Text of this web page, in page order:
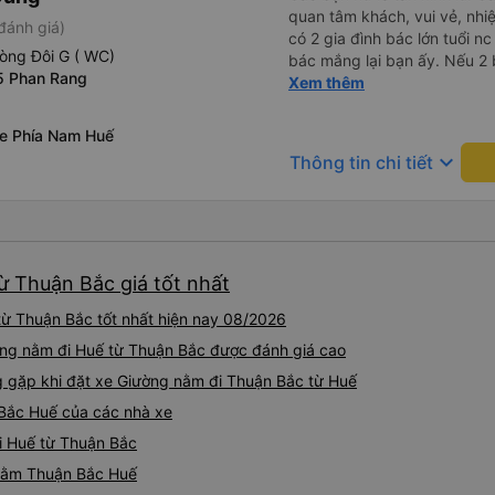
giá)
Đôi G ( WC)
Phan Rang
Phía Nam Huế
quan tâm khách, vui vẻ, nhiệt tình. Trong
có 2 gia đình bác lớn tuổi
bác mắng lại bạn ấy. Nếu 2
ngược lại nha. Bạn ấy nhắc
bị phản ánh thì đừng trừ
thì bảo bạn ấy liên hệ sđt
(một mình) yêu luôn.
Xem thêm
Thông tin chi tiết keyboard_arrow_down
Thuận Bắc giá tốt nhất
Thuận Bắc tốt nhất hiện nay 08/2026
nằm đi Huế từ Thuận Bắc được đánh giá cao
khi đặt xe Giường nằm đi Thuận Bắc từ Huế
Huế của các nhà xe
từ Thuận Bắc
Thuận Bắc Huế